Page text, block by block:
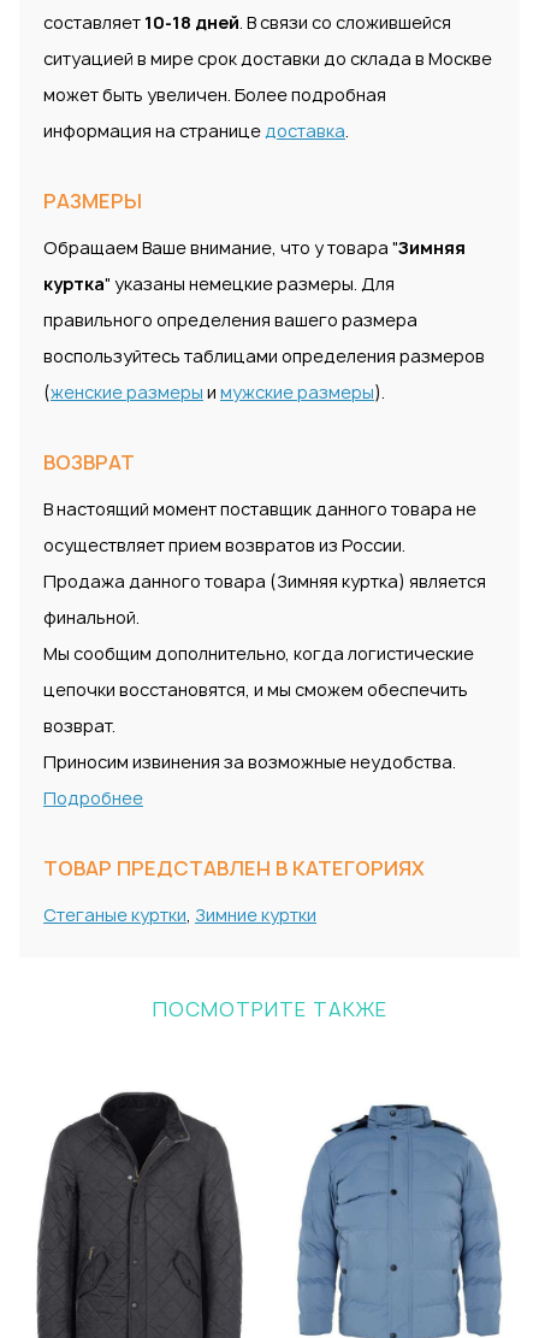
составляет 10-18 дней. В связи со сложившейся
ситуацией в мире срок доставки до склада в Москве
может быть увеличен. Более подробная
информация на страницедоставка.
РАЗМЕРЫ
Обращаем Ваше внимание, что у товара "Зимняя
куртка" указаны немецкие размеры. Для
правильного определения вашего размера
воспользуйтесь таблицами определения размеров
(женские размеры и мужские размеры).
ВОЗВРАТ
В настоящий момент поставщик данного товара не
осуществляет прием возвратов из России.
Продажа данного товара (Зимняя куртка) является
финальной.
Мы сообщим дополнительно, когда логистические
цепочки восстановятся, и мы сможем обеспечить
возврат.
Приносим извинения за возможные неудобства.
Подробнее
ТОВАР ПРЕДСТАВЛЕН В КАТЕГОРИЯХ
Стеганые куртки, Зимние куртки
ПОСМОТРИТЕ ТАКЖЕ